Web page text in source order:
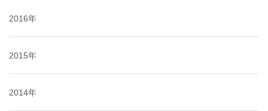
2016年
2015年
2014年